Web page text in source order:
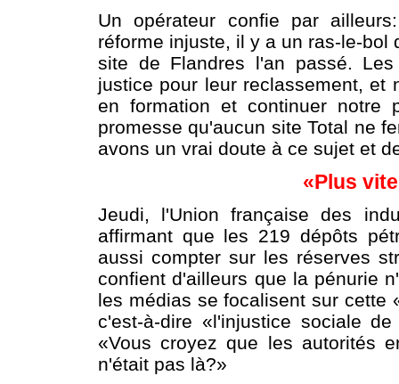
Un opérateur confie par
réforme injuste, il y a un ras-le-
site de Flandres l'an passé.
justice pour leur reclassement, et
en formation et continuer notre
promesse qu'aucun site Total ne
avons un vrai doute à ce sujet et
«Plus
Jeudi, l'Union française des
affirmant que les 219 dépôts
aussi compter sur les réserves
confient d'ailleurs que la pénurie
les médias se focalisent sur cette
c'est-à-dire «l'injustice sociale
«Vous croyez que les autorités
n'était pas là?»